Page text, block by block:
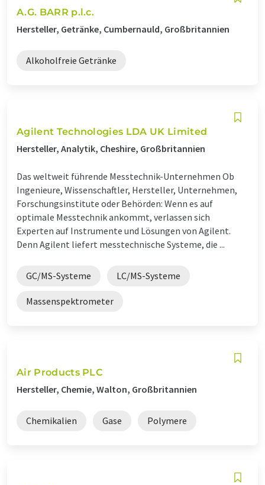
A.G. BARR p.l.c.
Hersteller, Getränke, Cumbernauld, Großbritannien
Alkoholfreie Getränke
Agilent Technologies LDA UK Limited
Hersteller, Analytik, Cheshire, Großbritannien
Das weltweit führende Messtechnik-Unternehmen Ob
Ingenieure, Wissenschaftler, Hersteller, Unternehmen,
Forschungsinstitute oder Behörden: Wenn es auf
optimale Messtechnik ankommt, verlassen sich
Experten auf Instrumente und Lösungen von Agilent.
Denn Agilent liefert messtechnische Systeme, die ...
GC/MS-Systeme LC/MS-Systeme
Massenspektrometer
Air Products PLC
Hersteller, Chemie, Walton, Großbritannien
Chemikalien Gase Polymere